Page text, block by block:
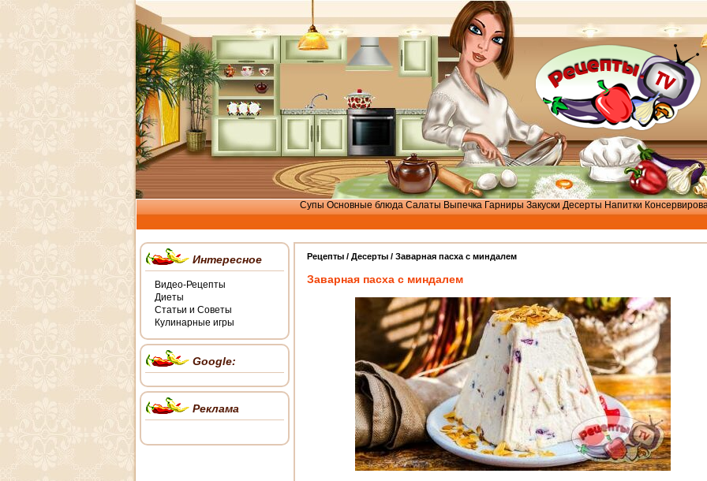
Супы Основные блюда Салаты Выпечка Гарниры Закуски Десерты Напитки
Рецепты / Десерты / Заварная пасха с миндалем
Заварная пасха с миндалем
Интересное
Видео-Рецепты
Диеты
Статьи и Советы
Кулинарные игры
Google:
Реклама